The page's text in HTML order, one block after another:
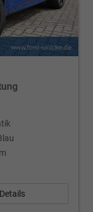
Details